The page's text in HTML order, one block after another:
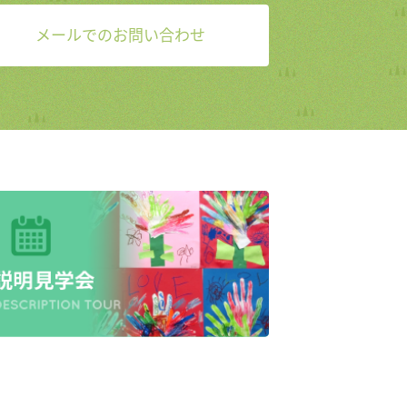
メールでのお問い合わせ